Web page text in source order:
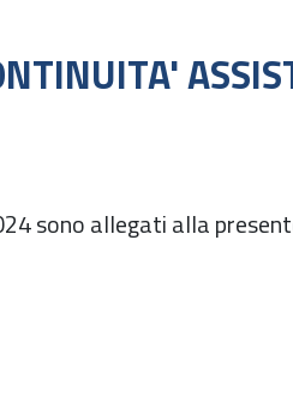
sono allegati alla